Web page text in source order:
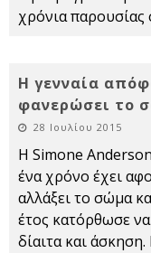
χρόνια παρουσίας
H γενναία
φανερώσει το
28 Ιουλίου 2015
Η Simone
ένα χρόνο έχει
αλλάξει το σώμα
έτος κατόρθωσε
δίαιτα και άσκηση.